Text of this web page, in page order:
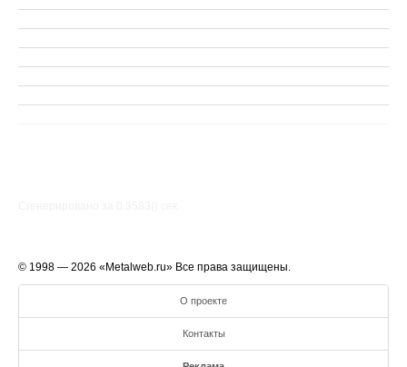
© 1998 — 2026 «Metalweb.ru» Все права защищены.
О проекте
Контакты